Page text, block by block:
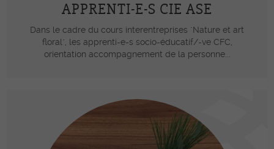
APPRENTI-E-S CIE ASE
Dans le cadre du cours interentreprises "Nature et art
floral", les apprenti-e-s socio-éducatif/-ve CFC,
orientation accompagnement de la personne...